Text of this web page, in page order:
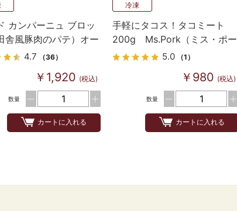
カンパーニュ ブロッ
舎風豚肉のパテ）オー
ック4.7 （36）
￥1,920 (税込)
数量
カートに入れる
冷凍
手軽にタコス！タコミート
200g Ms.Pork（ミス・ポー
ク）使用
5.0 （1）
￥980 (税込)
数量
カートに入れる